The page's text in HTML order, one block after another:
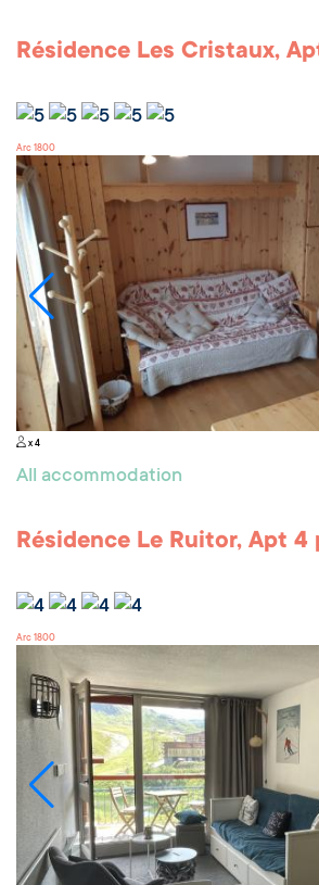
Résidence Les Cristaux,
Arc 1800
x 4
All accommodation
Résidence Le Ruitor, Apt 4
Arc 1800